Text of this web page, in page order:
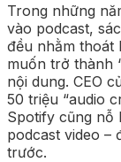
Trong những
vào podcast,
đều nhằm thoát
muốn trở thành
nội dung. CEO
50 triệu “audio
Spotify cũng nỗ
podcast video –
trước.